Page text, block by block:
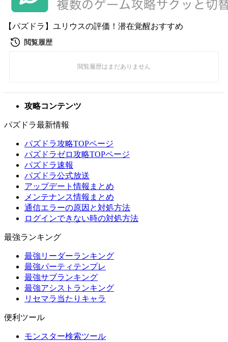
【パズドラ】ユリウスの評価！潜在覚醒おすすめ
攻略コンテンツ
パズドラ最新情報
パズドラ攻略TOPページ
パズドラゼロ攻略TOPページ
パズドラ速報
パズドラ公式放送
アップデート情報まとめ
メンテナンス情報まとめ
通信エラーの原因と対処方法
ログインできない時の対処方法
最強ランキング
最強リーダーランキング
最強パーティテンプレ
最強サブランキング
最強アシストランキング
リセマラ当たりキャラ
便利ツール
モンスター検索ツール